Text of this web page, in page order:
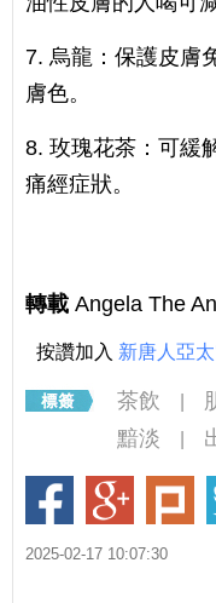
7. 烏龍：保護皮膚
膚色。
8. 玫瑰花茶：可緩
痛經症狀。
轉載 Angela The
按讚加入 新唐人亞
茶飲
黯淡
2025-02-17 10:07:30